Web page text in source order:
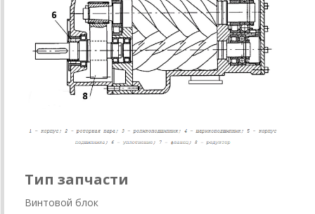
Тип запчасти
Винтовой блок